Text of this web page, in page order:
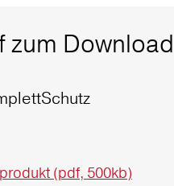
zum Download
(pdf, 500kb)